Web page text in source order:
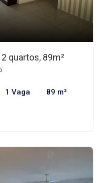
quartos, 89m²
1 Vaga 89 m²